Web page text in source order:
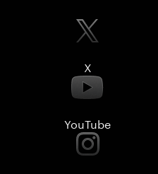
X
YouTube